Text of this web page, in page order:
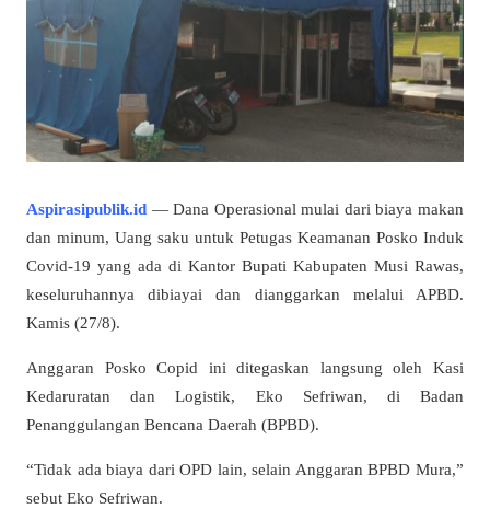
Aspirasipublik.id — Dana Operasional mulai dari biaya makan
dan minum, Uang saku untuk Petugas Keamanan Posko Induk
Covid-19 yang ada di Kantor Bupati Kabupaten Musi Rawas,
keseluruhannya dibiayai dan dianggarkan melalui APBD.
Kamis (27/8).
Anggaran Posko Copid ini ditegaskan langsung oleh Kasi
Kedaruratan dan Logistik, Eko Sefriwan, di Badan
Penanggulangan Bencana Daerah (BPBD).
“Tidak ada biaya dari OPD lain, selain Anggaran BPBD Mura,”
sebut Eko Sefriwan.